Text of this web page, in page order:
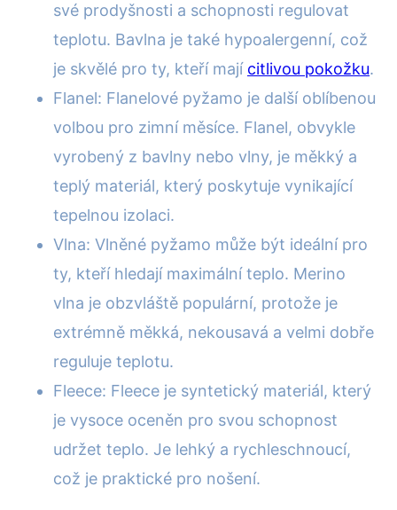
své prodyšnosti a schopnosti regulovat
teplotu. Bavlna je také hypoalergenní, což
je skvělé pro ty, kteří mají citlivou pokožku.
Flanel: Flanelové pyžamo je další oblíbenou
volbou pro zimní měsíce. Flanel, obvykle
vyrobený z bavlny nebo vlny, je měkký a
teplý materiál, který poskytuje vynikající
tepelnou izolaci.
Vlna: Vlněné pyžamo může být ideální pro
ty, kteří hledají maximální teplo. Merino
vlna je obzvláště populární, protože je
extrémně měkká, nekousavá a velmi dobře
reguluje teplotu.
Fleece: Fleece je syntetický materiál, který
je vysoce oceněn pro svou schopnost
udržet teplo. Je lehký a rychleschnoucí,
což je praktické pro nošení.